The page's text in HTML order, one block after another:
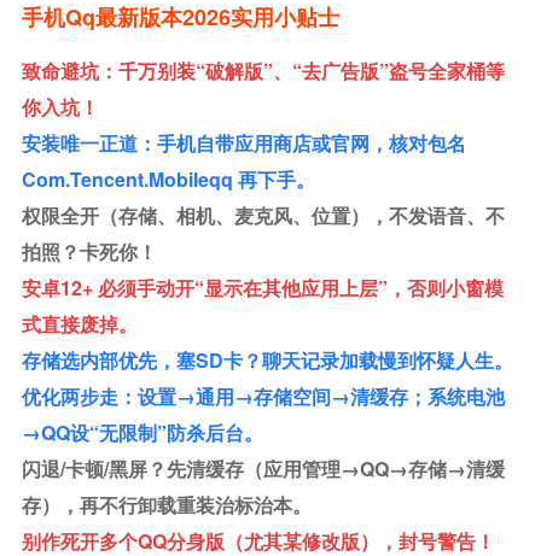
手机qq最新版本2026实用小贴士
致命避坑：千万别装“破解版”、“去广告版”盗号全家桶等
你入坑！
安装唯一正道：手机自带应用商店或官网，核对包名
Com.tencent.mobileqq 再下手。
权限全开（存储、相机、麦克风、位置），不发语音、不
拍照？卡死你！
安卓12+ 必须手动开“显示在其他应用上层”，否则小窗模
式直接废掉。
存储选内部优先，塞SD卡？聊天记录加载慢到怀疑人生。
优化两步走：设置→通用→存储空间→清缓存；系统电池
→QQ设“无限制”防杀后台。
闪退/卡顿/黑屏？先清缓存（应用管理→QQ→存储→清缓
存），再不行卸载重装治标治本。
别作死开多个QQ分身版（尤其某修改版），封号警告！